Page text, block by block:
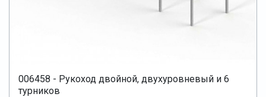
006458 - Рукоход двойной, двухуровневый и 6
турников